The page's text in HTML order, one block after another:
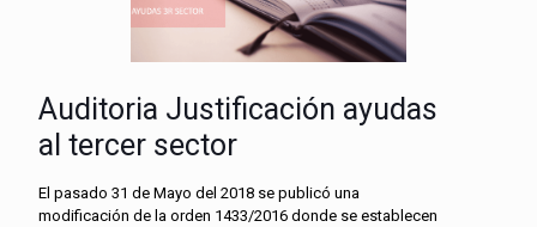
Auditoria Justificación ayudas
al tercer sector
El pasado 31 de Mayo del 2018 se publicó una
modificación de la orden 1433/2016 donde se establecen